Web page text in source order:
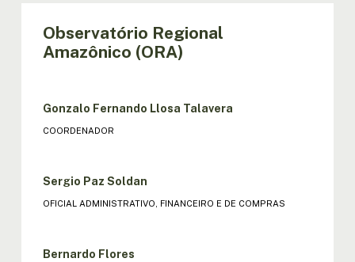
Observatório Regional
Amazônico (ORA)
Gonzalo Fernando Llosa Talavera
COORDENADOR
Sergio Paz Soldan
OFICIAL ADMINISTRATIVO, FINANCEIRO E DE COMPRAS
Bernardo Flores